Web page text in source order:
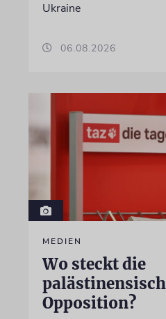
Ukraine
06.08.2026
MEDIEN
Wo steckt die
Opposition?